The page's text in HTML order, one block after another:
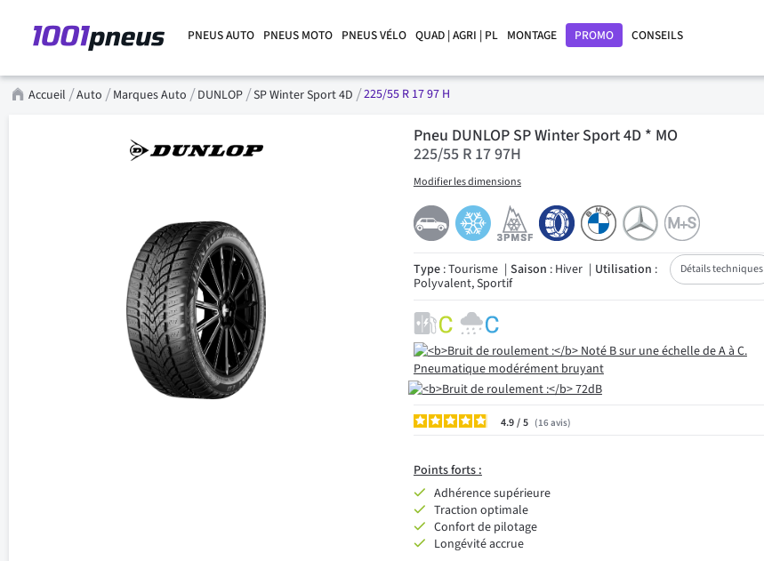
PNEUS AUTO PNEUS MOTO PNEUS VÉLO QUAD | AGRI | PL MONTAGE PROMO CONSEILS
Accueil Auto Marques Auto DUNLOP SP Winter Sport 4D 225/55 R 17 97 H
Pneu DUNLOP SP Winter Sport 4D * MO
225/55 R 17 97H
Modifier les dimensions
Détails techniques
Type: Tourisme Saison : Hiver Utilisation :
Polyvalent, Sportif
4.9/ 16avis
Points forts :
Adhérence supérieure
Traction optimale
Confort de pilotage
Longévité accrue